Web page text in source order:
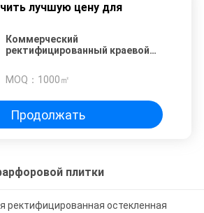
лучшую цену для
Коммерческий
ректифицированный краевой
плитки остекленной отделки
MOQ： 1000㎡
Продолжать
плитки
ректифицированная остекленная